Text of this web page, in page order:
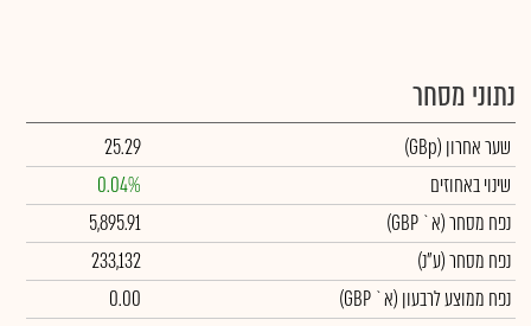
נתוני מסחר
שער אחרון (GBp)
25.29
שינוי באחוזים
0.04%
נפח מסחר(א` GBP)
5,895.91
נפח מסחר(ע"נ)
233,132
נפח ממוצע לרבעון (א` GBP)
0.00